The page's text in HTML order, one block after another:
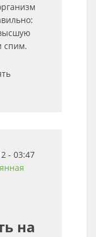
спим.
- 03:47
на